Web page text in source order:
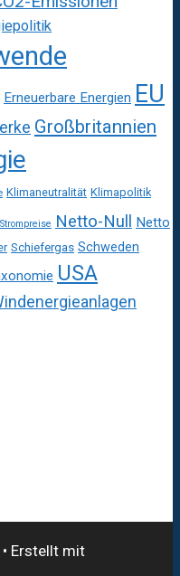
Erneuerbare Energien EU
Großbritannien
Klimaneutralität Klimapolitik
Netto-Null
Netto
Schiefergas Schweden
USA
• Erstellt mit